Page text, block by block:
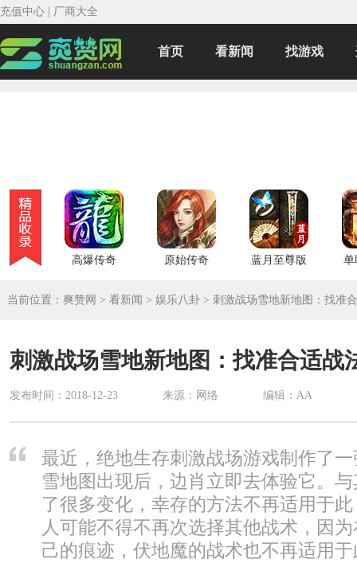
充值中心 厂商大全
首页 看新闻 找游戏
高爆传奇 原始传奇 蓝月至尊版 单
当前位置： 爽赞网 > 看新闻 > 娱乐八卦 > 刺激战场雪地新地图：找准
刺激战场雪地新地图：找准合适战
发布时间： 2018-12-23 来源：网络 编辑：AA
最近，绝地生存刺激战场游戏制作了
雪地图出现后，边肖立即去体验它。
了很多变化，幸存的方法不再适用于
人可能不得不再次选择其他战术，因
己的痕迹，伏地魔的战术也不再适用